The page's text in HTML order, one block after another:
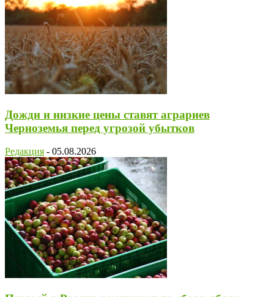
Дожди и низкие цены ставят аграриев
Черноземья перед угрозой убытков
Редакция - 05.08.2026